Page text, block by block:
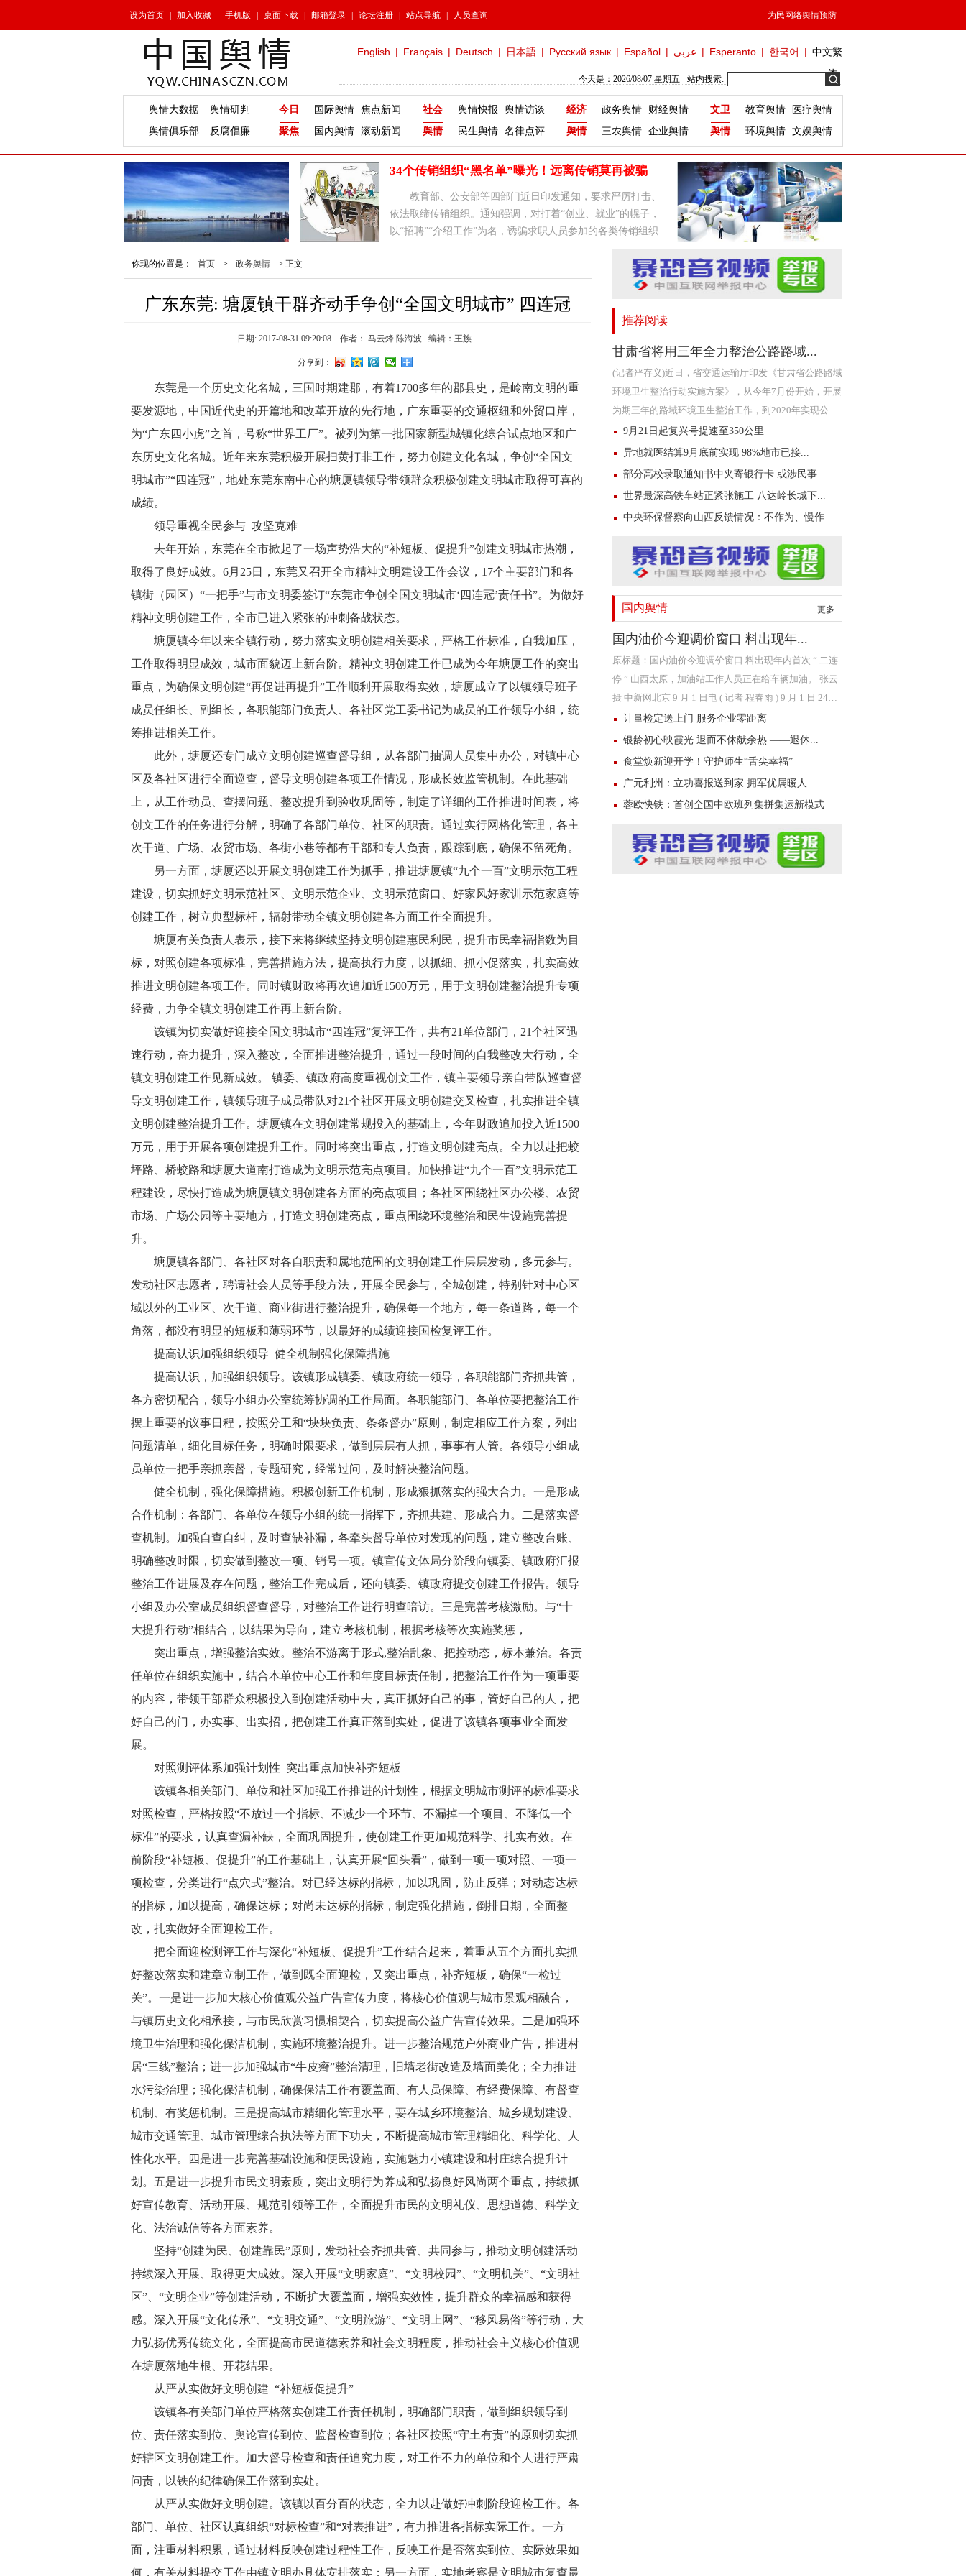
为民网络舆情预防
设为首页 加入收藏 手机版 桌面下载 邮箱登录 论坛注册 站点导航 人员查询
English | Français | Deutsch | 日本語 | Русский язык | Español | عربي | Esperanto | 한국어 | 中文繁
体
今天是：2026/08/07 星期五 站内搜索:
舆情大数据
舆情研判
舆情俱乐部
反腐倡廉
今日
聚焦
国际舆情
焦点新闻
国内舆情
滚动新闻
社会
舆情
舆情快报
舆情访谈
民生舆情
名律点评
经济
舆情
政务舆情
财经舆情
三农舆情
企业舆情
文卫
舆情
教育舆情
医疗舆情
环境舆情
文娱舆情
34个传销组织“黑名单”曝光！远离传销莫再被骗
教育部、公安部等四部门近日印发通知，要求严厉打击、
依法取缔传销组织。通知强调，对打着“创业、就业”的幌子，
以“招聘”“介绍工作”为名，诱骗求职人员参加的各类传销组织，
坚决铲除。
你现的位置是： 首页 > 政务舆情 > 正文
推荐阅读
甘肃省将用三年全力整治公路路域...
(记者严存义)近日，省交通运输厅印发《甘肃省公路路域
环境卫生整治行动实施方案》，从今年7月份开始，开展
为期三年的路域环境卫生整治工作，到2020年实现公路
沿线视野内无垃
9月21日起复兴号提速至350公里
异地就医结算9月底前实现 98%地市已接...
部分高校录取通知书中夹寄银行卡 或涉民事...
世界最深高铁车站正紧张施工 八达岭长城下...
中央环保督察向山西反馈情况：不作为、慢作...
更多
国内舆情
国内油价今迎调价窗口 料出现年...
原标题：国内油价今迎调价窗口 料出现年内首次 “ 二连
停 ” 山西太原，加油站工作人员正在给车辆加油。 张云
摄 中新网北京 9 月 1 日电 ( 记者 程春雨 ) 9 月 1 日 24
时，国内成
计量检定送上门 服务企业零距离
银龄初心映霞光 退而不休献余热 ——退休...
食堂焕新迎开学！守护师生“舌尖幸福”
广元利州：立功喜报送到家 拥军优属暖人...
蓉欧快铁：首创全国中欧班列集拼集运新模式
广东东莞: 塘厦镇干群齐动手争创“全国文明城市” 四连冠
日期: 2017-08-31 09:20:08 作者： 马云烽 陈海波 编辑：王族
分享到：
东莞是一个历史文化名城，三国时期建郡，有着1700多年的郡县史，是岭南文明的重
要发源地，中国近代史的开篇地和改革开放的先行地，广东重要的交通枢纽和外贸口岸，
为“广东四小虎”之首，号称“世界工厂”。被列为第一批国家新型城镇化综合试点地区和广
东历史文化名城。近年来东莞积极开展扫黄打非工作，努力创建文化名城，争创“全国文
明城市”“四连冠”，地处东莞东南中心的塘厦镇领导带领群众积极创建文明城市取得可喜的
成绩。
领导重视全民参与 攻坚克难
去年开始，东莞在全市掀起了一场声势浩大的“补短板、促提升”创建文明城市热潮，
取得了良好成效。6月25日，东莞又召开全市精神文明建设工作会议，17个主要部门和各
镇街（园区）“一把手”与市文明委签订“东莞市争创全国文明城市‘四连冠’责任书”。为做好
精神文明创建工作，全市已进入紧张的冲刺备战状态。
塘厦镇今年以来全镇行动，努力落实文明创建相关要求，严格工作标准，自我加压，
工作取得明显成效，城市面貌迈上新台阶。精神文明创建工作已成为今年塘厦工作的突出
重点，为确保文明创建“再促进再提升”工作顺利开展取得实效，塘厦成立了以镇领导班子
成员任组长、副组长，各职能部门负责人、各社区党工委书记为成员的工作领导小组，统
筹推进相关工作。
此外，塘厦还专门成立文明创建巡查督导组，从各部门抽调人员集中办公，对镇中心
区及各社区进行全面巡查，督导文明创建各项工作情况，形成长效监管机制。在此基础
上，从工作动员、查摆问题、整改提升到验收巩固等，制定了详细的工作推进时间表，将
创文工作的任务进行分解，明确了各部门单位、社区的职责。通过实行网格化管理，各主
次干道、广场、农贸市场、各街小巷等都有干部和专人负责，跟踪到底，确保不留死角。
另一方面，塘厦还以开展文明创建工作为抓手，推进塘厦镇“九个一百”文明示范工程
建设，切实抓好文明示范社区、文明示范企业、文明示范窗口、好家风好家训示范家庭等
创建工作，树立典型标杆，辐射带动全镇文明创建各方面工作全面提升。
塘厦有关负责人表示，接下来将继续坚持文明创建惠民利民，提升市民幸福指数为目
标，对照创建各项标准，完善措施方法，提高执行力度，以抓细、抓小促落实，扎实高效
推进文明创建各项工作。同时镇财政将再次追加近1500万元，用于文明创建整治提升专项
经费，力争全镇文明创建工作再上新台阶。
该镇为切实做好迎接全国文明城市“四连冠”复评工作，共有21单位部门，21个社区迅
速行动，奋力提升，深入整改，全面推进整治提升，通过一段时间的自我整改大行动，全
镇文明创建工作见新成效。 镇委、镇政府高度重视创文工作，镇主要领导亲自带队巡查督
导文明创建工作，镇领导班子成员带队对21个社区开展文明创建交叉检查，扎实推进全镇
文明创建整治提升工作。塘厦镇在文明创建常规投入的基础上，今年财政追加投入近1500
万元，用于开展各项创建提升工作。同时将突出重点，打造文明创建亮点。全力以赴把蛟
坪路、桥蛟路和塘厦大道南打造成为文明示范亮点项目。加快推进“九个一百”文明示范工
程建设，尽快打造成为塘厦镇文明创建各方面的亮点项目；各社区围绕社区办公楼、农贸
市场、广场公园等主要地方，打造文明创建亮点，重点围绕环境整治和民生设施完善提
升。
塘厦镇各部门、各社区对各自职责和属地范围的文明创建工作层层发动，多元参与。
发动社区志愿者，聘请社会人员等手段方法，开展全民参与，全城创建，特别针对中心区
域以外的工业区、次干道、商业街进行整治提升，确保每一个地方，每一条道路，每一个
角落，都没有明显的短板和薄弱环节，以最好的成绩迎接国检复评工作。
提高认识加强组织领导 健全机制强化保障措施
提高认识，加强组织领导。该镇形成镇委、镇政府统一领导，各职能部门齐抓共管，
各方密切配合，领导小组办公室统筹协调的工作局面。各职能部门、各单位要把整治工作
摆上重要的议事日程，按照分工和“块块负责、条条督办”原则，制定相应工作方案，列出
问题清单，细化目标任务，明确时限要求，做到层层有人抓，事事有人管。各领导小组成
员单位一把手亲抓亲督，专题研究，经常过问，及时解决整治问题。
健全机制，强化保障措施。积极创新工作机制，形成狠抓落实的强大合力。一是形成
合作机制：各部门、各单位在领导小组的统一指挥下，齐抓共建、形成合力。二是落实督
查机制。加强自查自纠，及时查缺补漏，各牵头督导单位对发现的问题，建立整改台账、
明确整改时限，切实做到整改一项、销号一项。镇宣传文体局分阶段向镇委、镇政府汇报
整治工作进展及存在问题，整治工作完成后，还向镇委、镇政府提交创建工作报告。领导
小组及办公室成员组织督查督导，对整治工作进行明查暗访。三是完善考核激励。与“十
大提升行动”相结合，以结果为导向，建立考核机制，根据考核等次实施奖惩，
突出重点，增强整治实效。整治不游离于形式,整治乱象、把控动态，标本兼治。各责
任单位在组织实施中，结合本单位中心工作和年度目标责任制，把整治工作作为一项重要
的内容，带领干部群众积极投入到创建活动中去，真正抓好自己的事，管好自己的人，把
好自己的门，办实事、出实招，把创建工作真正落到实处，促进了该镇各项事业全面发
展。
对照测评体系加强计划性 突出重点加快补齐短板
该镇各相关部门、单位和社区加强工作推进的计划性，根据文明城市测评的标准要求
对照检查，严格按照“不放过一个指标、不减少一个环节、不漏掉一个项目、不降低一个
标准”的要求，认真查漏补缺，全面巩固提升，使创建工作更加规范科学、扎实有效。在
前阶段“补短板、促提升”的工作基础上，认真开展“回头看”，做到一项一项对照、一项一
项检查，分类进行“点穴式”整治。对已经达标的指标，加以巩固，防止反弹；对动态达标
的指标，加以提高，确保达标；对尚未达标的指标，制定强化措施，倒排日期，全面整
改，扎实做好全面迎检工作。
把全面迎检测评工作与深化“补短板、促提升”工作结合起来，着重从五个方面扎实抓
好整改落实和建章立制工作，做到既全面迎检，又突出重点，补齐短板，确保“一检过
关”。一是进一步加大核心价值观公益广告宣传力度，将核心价值观与城市景观相融合，
与镇历史文化相承接，与市民欣赏习惯相契合，切实提高公益广告宣传效果。二是加强环
境卫生治理和强化保洁机制，实施环境整治提升。进一步整治规范户外商业广告，推进村
居“三线”整治；进一步加强城市“牛皮癣”整治清理，旧墙老街改造及墙面美化；全力推进
水污染治理；强化保洁机制，确保保洁工作有覆盖面、有人员保障、有经费保障、有督查
机制、有奖惩机制。三是提高城市精细化管理水平，要在城乡环境整治、城乡规划建设、
城市交通管理、城市管理综合执法等方面下功夫，不断提高城市管理精细化、科学化、人
性化水平。四是进一步完善基础设施和便民设施，实施魅力小镇建设和村庄综合提升计
划。五是进一步提升市民文明素质，突出文明行为养成和弘扬良好风尚两个重点，持续抓
好宣传教育、活动开展、规范引领等工作，全面提升市民的文明礼仪、思想道德、科学文
化、法治诚信等各方面素养。
坚持“创建为民、创建靠民”原则，发动社会齐抓共管、共同参与，推动文明创建活动
持续深入开展、取得更大成效。深入开展“文明家庭”、“文明校园”、“文明机关”、“文明社
区”、“文明企业”等创建活动，不断扩大覆盖面，增强实效性，提升群众的幸福感和获得
感。深入开展“文化传承”、“文明交通”、“文明旅游”、“文明上网”、“移风易俗”等行动，大
力弘扬优秀传统文化，全面提高市民道德素养和社会文明程度，推动社会主义核心价值观
在塘厦落地生根、开花结果。
从严从实做好文明创建 “补短板促提升”
该镇各有关部门单位严格落实创建工作责任机制，明确部门职责，做到组织领导到
位、责任落实到位、舆论宣传到位、监督检查到位；各社区按照“守土有责”的原则切实抓
好辖区文明创建工作。加大督导检查和责任追究力度，对工作不力的单位和个人进行严肃
问责，以铁的纪律确保工作落到实处。
从严从实做好文明创建。该镇以百分百的状态，全力以赴做好冲刺阶段迎检工作。各
部门、单位、社区认真组织“对标检查”和“对表推进”，有力推进各指标实际工作。一方
面，注重材料积累，通过材料反映创建过程性工作，反映工作是否落实到位、实际效果如
何，有关材料提交工作由镇文明办具体安排落实；另一方面，实地考察是文明城市复查最